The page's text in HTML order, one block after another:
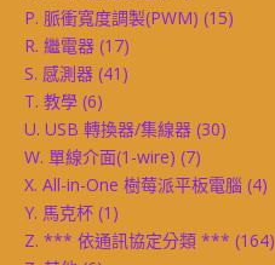
P. 脈衝寬度調製(PWM) (15)
R. 繼電器 (17)
S. 感測器 (41)
T. 教學 (6)
U. USB 轉換器/集線器 (30)
W. 單線介面(1-wire) (7)
X. All-in-One 樹莓派平板電腦 (4)
Y. 馬克杯 (1)
Z. *** 依通訊協定分類 *** (164)